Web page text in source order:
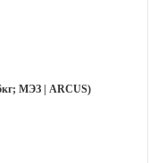
МЭЗ | ARCUS)